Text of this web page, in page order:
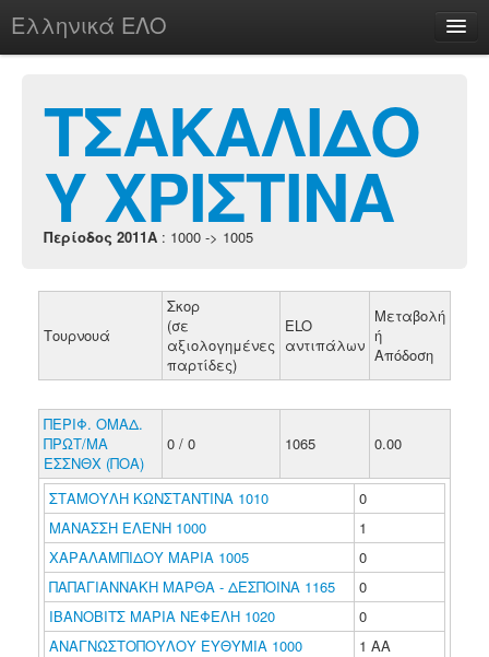
Ελληνικά ΕΛΟ
chesstu.be @ discord
ΤΣΑΚΑΛΙΔΟ
Υ ΧΡΙΣΤΙΝΑ
Περίοδος 2011A : 1000 -> 1005
Τουρνουά
Σκορ
(σε
αξιολογημένες
παρτίδες)
ELO
αντιπάλων
Μεταβολή
ή
Απόδοση
ΠΕΡΙΦ. ΟΜΑΔ.
ΠΡΩΤ/ΜΑ
ΕΣΣΝΘΧ (ΠΟΑ)
0 / 0 1065 0.00
ΣΤΑΜΟΥΛΗ ΚΩΝΣΤΑΝΤΙΝΑ 1010
0
ΜΑΝΑΣΣΗ ΕΛΕΝΗ 1000
1
ΧΑΡΑΛΑΜΠΙΔΟΥ ΜΑΡΙΑ 1005
0
ΠΑΠΑΓΙΑΝΝΑΚΗ ΜΑΡΘΑ - ΔΕΣΠΟΙΝΑ 1165
0
ΙΒΑΝΟΒΙΤΣ ΜΑΡΙΑ ΝΕΦΕΛΗ 1020
0
ΑΝΑΓΝΩΣΤΟΠΟΥΛΟΥ ΕΥΘΥΜΙΑ 1000
1 ΑΑ